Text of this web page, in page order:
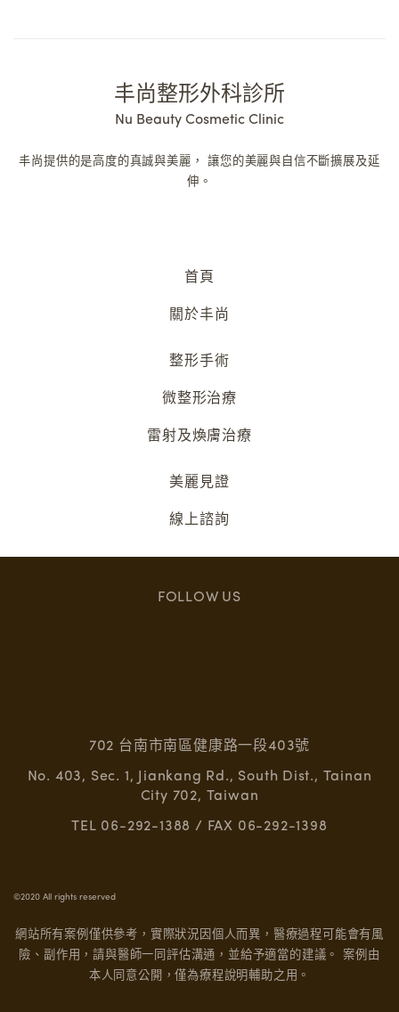
丰尚整形外科診所
Nu Beauty Cosmetic Clinic
丰尚提供的是高度的真誠與美麗，
讓您的美麗與自信不斷擴展及延
伸。
首頁
關於丰尚
整形手術
微整形治療
雷射及煥膚治療
美麗見證
線上諮詢
FOLLOW US
702 台南市南區健康路一段403號
No. 403, Sec. 1, Jiankang Rd., South Dist., Tainan
City 702, Taiwan
TEL 06-292-1388 / FAX 06-292-1398
©2020 All rights reserved
網站所有案例僅供參考，實際狀況因個人而異，醫療過程可能會有風
險、副作用，請與醫師一同評估溝通，並給予適當的建議。
案例由
本人同意公開，僅為療程說明輔助之用。